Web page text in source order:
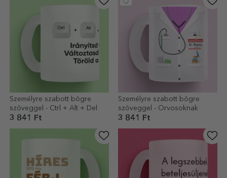
Személyre szabott bögre
szöveggel - Ctrl + Alt + Del
3 841 Ft
Személyre szabott bögre
szöveggel - Orvosoknak
3 841 Ft